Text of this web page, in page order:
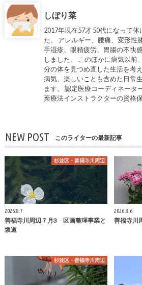
しぼり菜
2017年現在57才 50代になって
た。 アレルギー、腰痛、変形性
手湿疹、眼精疲労、胃腸の不快
しました。 このほかに病気以前
分の体を見つめ直した生活を考
病気、楽しいことも含めた日常
ます。 認定医療コーディネータ
葉療法インストラクターの資格
NEW POST このライターの最新記事
杉並区・善福寺川周辺
2026.8.7
善福寺川周辺７月3 区画整理事業と
坂道
2026.8.6
善福寺川
杉並区・善福寺川周辺